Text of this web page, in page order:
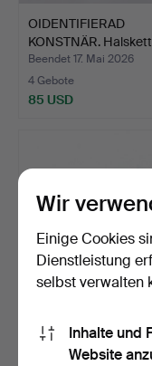
OIDENTIFIERAD
KONSTNÄR.
teilwei…
Beendet 17. Mai 2026
4 Gebote
85 USD
EGGERT. Anhänger
Kette, Sterlingsilber…
Wir
Einige Cookies
Dienstleistung
selbst verwalten
Inhalte und
Website